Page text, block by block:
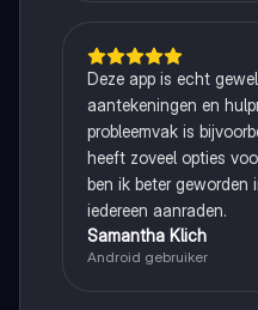
Deze app is echt
aantekeningen en
probleemvak is
heeft zoveel opties
ben ik beter
iedereen aanraden.
Samantha Klich
Android gebruiker